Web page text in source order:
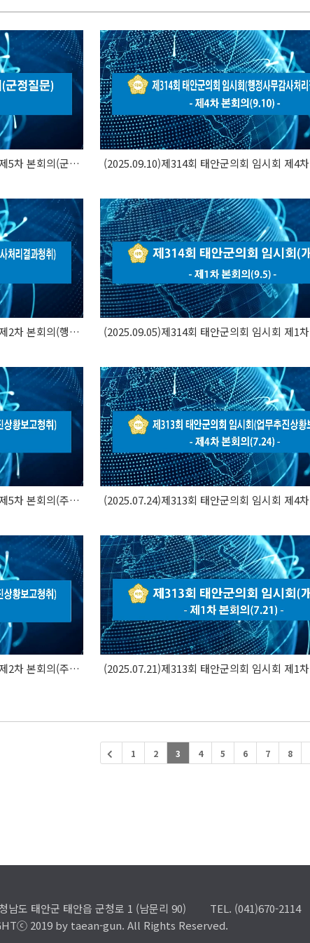
(2025.09.11)제314회 태안군의회 임시회 제5차 본회의(군정질문..
(2025.09.08)제314회 태안군의회 임시회 제2차 본회의(행정사무..
(2025.07.25)제313회 태안군의회 임시회 제5차 본회의(주요업무..
(2025.07.22)제313회 태안군의회 임시회 제2차 본회의(주요업무..
1 2 3 4 5 6 7 8
남도 태안군 태안읍 군청로 1 (남문리 90) TEL. (041)670-2114
2019 by taean-gun. All Rights Reserved.